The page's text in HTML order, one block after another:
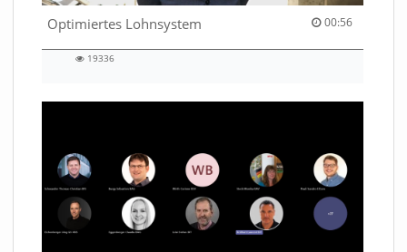
Optimiertes Lohnsystem 00:56
00:56 duration
19336